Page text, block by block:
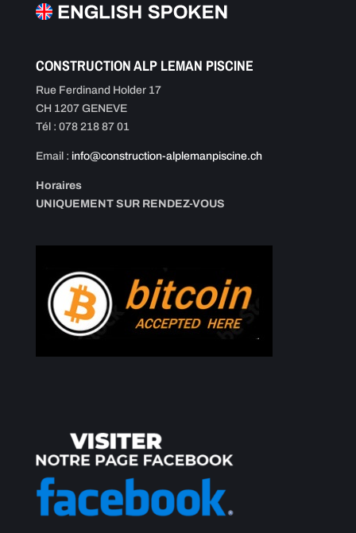
CONSTRUCTION ALP LEMAN PISCINE
Rue Ferdinand Holder 17
CH 1207 GENEVE
Tél : 078 218 87 01
Email : info@construction-alplemanpiscine.ch
Horaires
UNIQUEMENT SUR RENDEZ-VOUS